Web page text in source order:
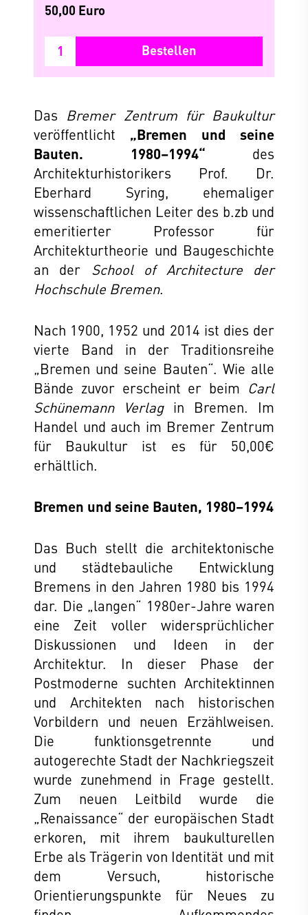
50,00 Euro
Bestellen
Das Bremer Zentrum für Baukultur
veröffentlicht „Bremen und seine
Bauten. 1980–1994“ des
Architekturhistorikers Prof. Dr.
Eberhard Syring, ehemaliger
wissenschaftlichen Leiter des b.zb und
emeritierter Professor für
Architekturtheorie und Baugeschichte
an der School of Architecture der
Hochschule Bremen.
Nach 1900, 1952 und 2014 ist dies der
vierte Band in der Traditionsreihe
„Bremen und seine Bauten“. Wie alle
Bände zuvor erscheint er beim Carl
Schünemann Verlagin Bremen. Im
Handel und auch im Bremer Zentrum
für Baukultur ist es für 50,00€
erhältlich.
Bremen und seine Bauten, 1980–1994
Das Buch stellt die architektonische
und städtebauliche Entwicklung
Bremens in den Jahren 1980 bis 1994
dar. Die „langen“ 1980er-Jahre waren
eine Zeit voller widersprüchlicher
Diskussionen und Ideen in der
Architektur. In dieser Phase der
Postmoderne suchten Architektinnen
und Architekten nach historischen
Vorbildern und neuen Erzählweisen.
Die funktionsgetrennte und
autogerechte Stadt der Nachkriegszeit
wurde zunehmend in Frage gestellt.
Zum neuen Leitbild wurde die
„Renaissance“ der europäischen Stadt
erkoren, mit ihrem baukulturellen
Erbe als Trägerin von Identität und mit
dem Versuch, historische
Orientierungspunkte für Neues zu